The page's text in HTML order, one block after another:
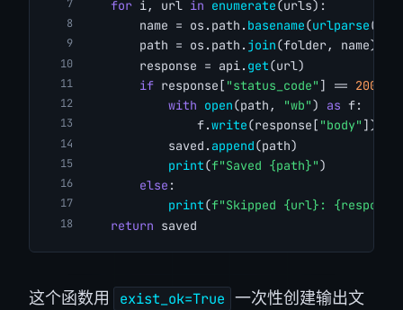
for i, url in enumerate(urls):
        name = os.path.
basename(urlparse
        path = os.path.
join(folder, name)
        response = api.
get(url)
if response[ "status_code" ] == 200
with open(path, "wb") as f:
                f.
write(response[ "body" ])
            saved.
append(path)
print(f"Saved {path}")
else :
print(f"Skipped {url}:
return saved
这个函数用 exist_ok=True 一次性创建输出文